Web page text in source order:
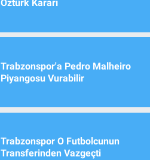
Öztürk Kararı
Trabzonspor'a Pedro Malheiro
Piyangosu Vurabilir
Trabzonspor O Futbolcunun
Transferinden Vazgeçti